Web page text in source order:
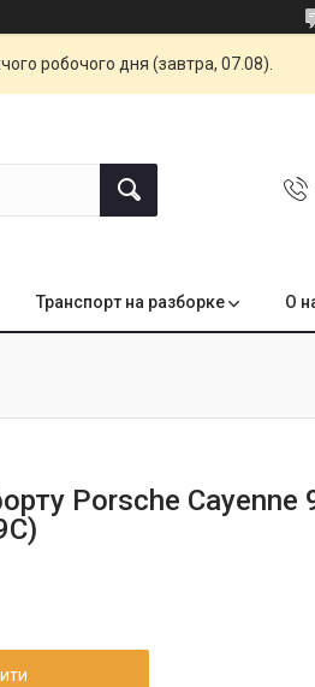
робочого дня (завтра, 07.08).
Транспорт на разборке О
Porsche Cayenne